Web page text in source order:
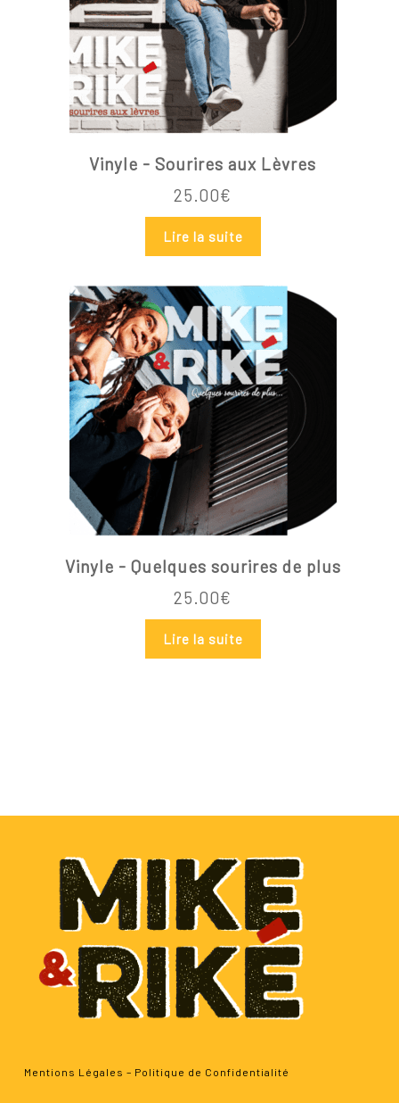
Vinyle - Sourires aux Lèvres
25.00€
Lire la suite
Vinyle - Quelques sourires de plus
25.00€
Lire la suite
Mentions Légales – Politique de Confidentialité